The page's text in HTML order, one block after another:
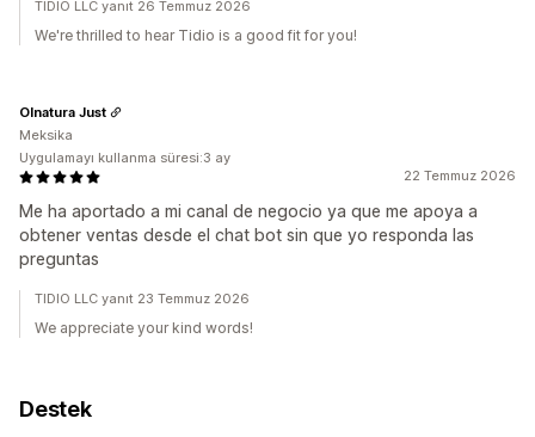
TIDIO LLC yanıt 26 Temmuz 2026
We're thrilled to hear Tidio is a good fit for you!
22 Temmuz 2026
Me ha aportado a mi canal de negocio ya que me apoya a
obtener ventas desde el chat bot sin que yo responda las
preguntas
Olnatura Just
Meksika
Uygulamayı kullanma süresi:3 ay
TIDIO LLC yanıt 23 Temmuz 2026
We appreciate your kind words!
Destek